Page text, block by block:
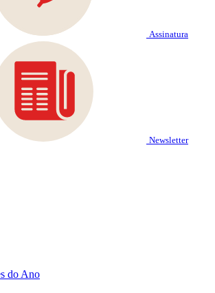
Assinatura
Newsletter
do Ano